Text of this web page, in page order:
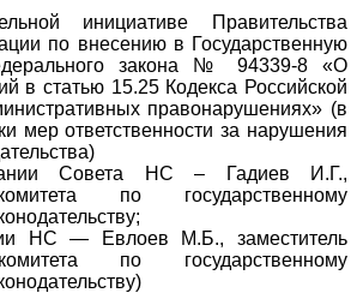
инициативе Правительства
по внесению в Государственную
закона № 94339-8 «О
в статью 15.25 Кодекса Российской
правонарушениях» (в
мер ответственности за нарушения
Совета НС – Гадиев И.Г.,
по государственному
НС — Евлоев М.Б., заместитель
по государственному